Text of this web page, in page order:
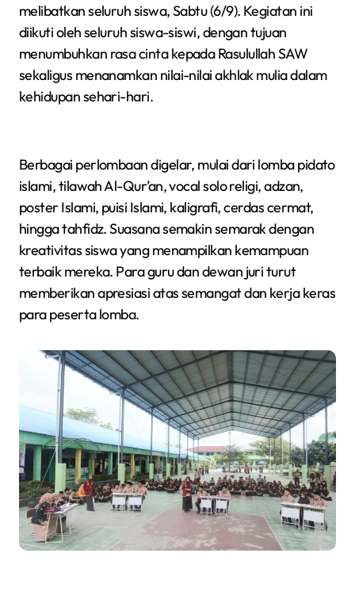
melibatkan seluruh siswa, Sabtu (6/9). Kegiatan ini
diikuti oleh seluruh siswa-siswi, dengan tujuan
menumbuhkan rasa cinta kepada Rasulullah SAW
sekaligus menanamkan nilai-nilai akhlak mulia dalam
kehidupan sehari-hari.
Berbagai perlombaan digelar, mulai dari lomba pidato
islami, tilawah Al-Qur’an, vocal solo religi, adzan,
poster Islami, puisi Islami, kaligrafi, cerdas cermat,
hingga tahfidz. Suasana semakin semarak dengan
kreativitas siswa yang menampilkan kemampuan
terbaik mereka. Para guru dan dewan juri turut
memberikan apresiasi atas semangat dan kerja keras
para peserta lomba.